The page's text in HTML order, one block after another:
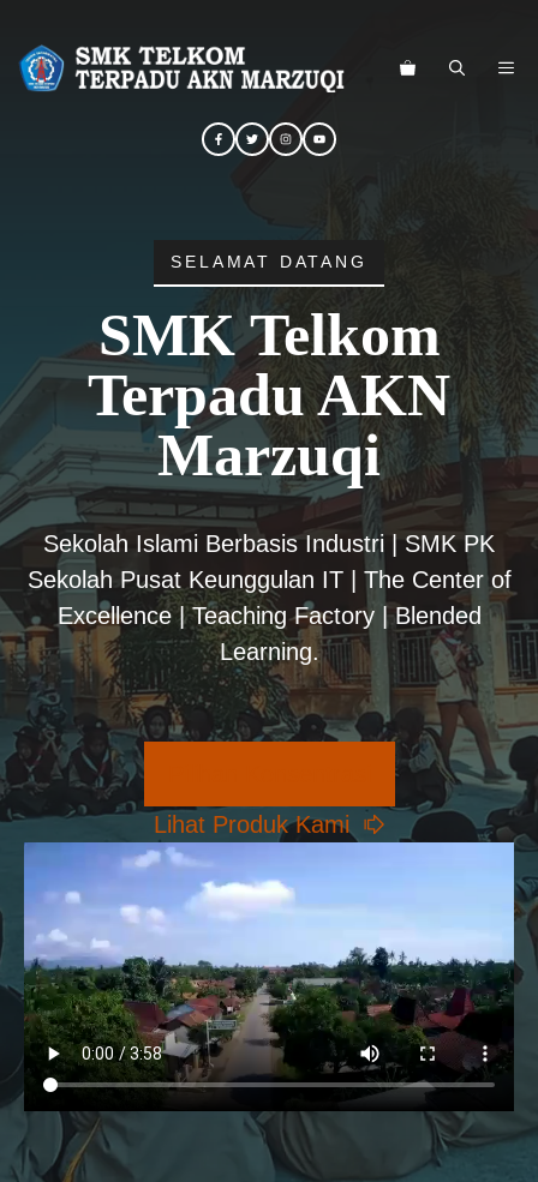
SELAMAT DATANG
SMK Telkom
Terpadu AKN
Marzuqi
Sekolah Islami Berbasis Industri | SMK PK
Sekolah Pusat Keunggulan IT | The Center of
Excellence | Teaching Factory | Blended
Learning.
Lihat Produk Kami